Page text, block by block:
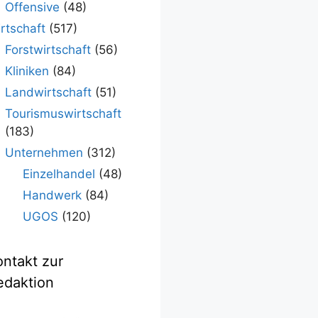
Offensive (48)
(517)
Forstwirtschaft(56)
Kliniken (84)
Landwirtschaft(51)
Tourismuswirtschaft
(183)
Unternehmen (312)
Einzelhandel (48)
Handwerk (84)
UGOS (120)
zur